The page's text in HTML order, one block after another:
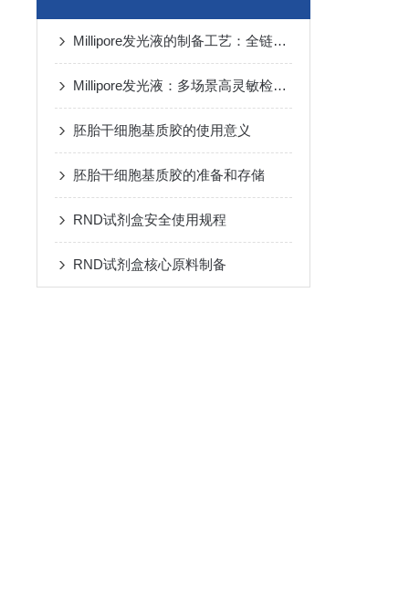
Millipore发光液的制备工艺：全链路质控保障检测性能稳定
Millipore发光液：多场景高灵敏检测的核心试剂支撑
胚胎干细胞基质胶的使用意义
胚胎干细胞基质胶的准备和存储
RND试剂盒安全使用规程
RND试剂盒核心原料制备